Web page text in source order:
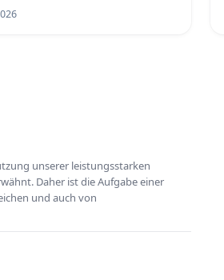
unserer leistungsstarken
Daher ist die Aufgabe einer
und auch von